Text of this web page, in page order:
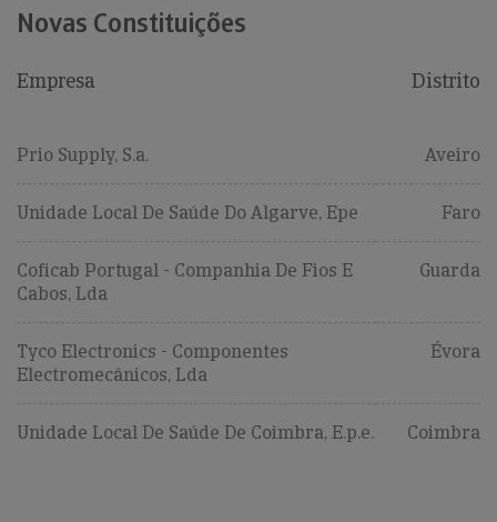
Novas Constituições
Empresa Distrito
Prio Supply, S.a. Aveiro
Unidade Local De Saúde Do Algarve, Epe Faro
Coficab Portugal - Companhia De Fios E
Cabos, Lda
Guarda
Tyco Electronics - Componentes
Electromecânicos, Lda
Évora
Unidade Local De Saúde De Coimbra, E.p.e. Coimbra